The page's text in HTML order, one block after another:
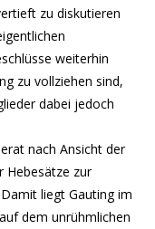
zu diskutieren
weiterhin
zu vollziehen sind,
dabei jedoch
nach Ansicht der
Hebesätze zur
liegt Gauting im
dem unrühmlichen